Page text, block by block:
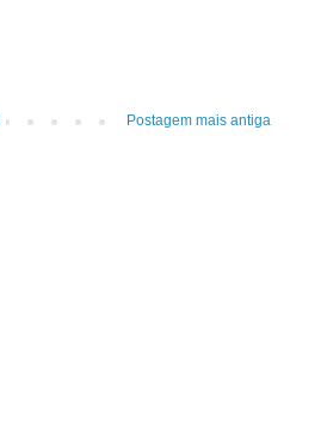
Postagem mais antiga